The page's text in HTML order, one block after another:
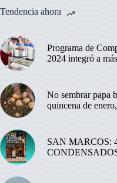
Tendencia ahora
Programa de
2024 integró a
No sembrar papa
quincena de
SAN MARCOS: